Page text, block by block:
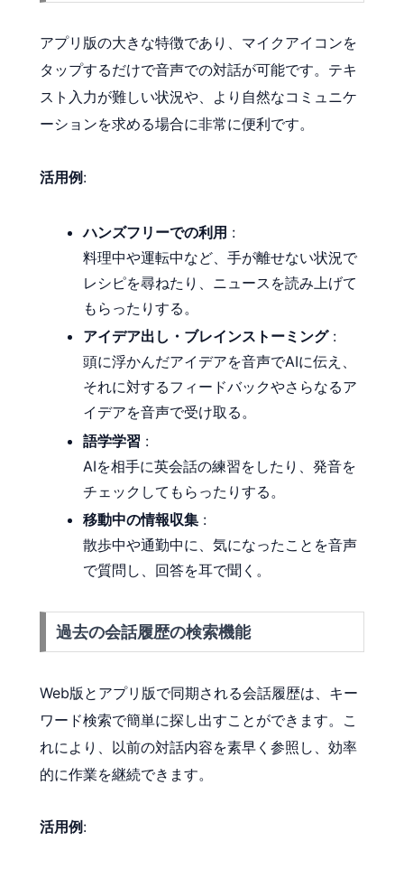
アプリ版の大きな特徴であり、マイクアイコンを
タップするだけで音声での対話が可能です。テキ
スト入力が難しい状況や、より自然なコミュニケ
ーションを求める場合に非常に便利です。
活用例 :
ハンズフリーでの利用 :
料理中や運転中など、手が離せない状況で
レシピを尋ねたり、ニュースを読み上げて
もらったりする。
アイデア出し・ブレインストーミング:
頭に浮かんだアイデアを音声でAIに伝え、
それに対するフィードバックやさらなるア
イデアを音声で受け取る。
語学学習 :
AIを相手に英会話の練習をしたり、発音を
チェックしてもらったりする。
移動中の情報収集 :
散歩中や通勤中に、気になったことを音声
で質問し、回答を耳で聞く。
過去の会話履歴の検索機能
Web版とアプリ版で同期される会話履歴は、キー
ワード検索で簡単に探し出すことができます。こ
れにより、以前の対話内容を素早く参照し、効率
的に作業を継続できます。
活用例 :